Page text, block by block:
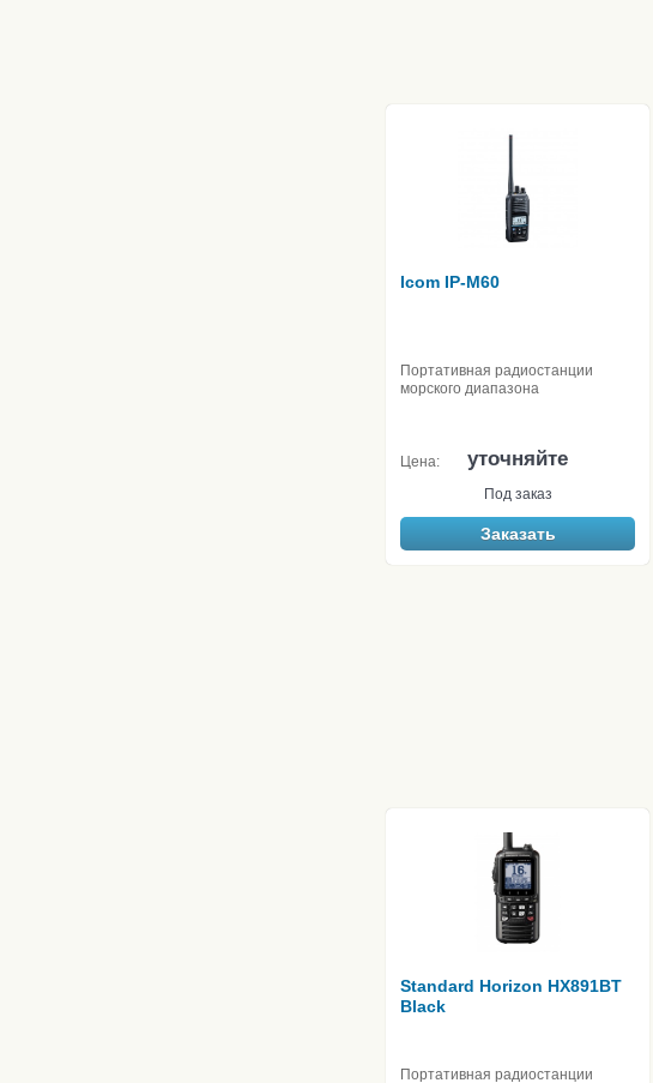
Icom IP-M60
Портативная радиостанции
морского диапазона
Цена: уточняйте
Под заказ
Заказать
Standard Horizon HX891BT
Black
Портативная радиостанции